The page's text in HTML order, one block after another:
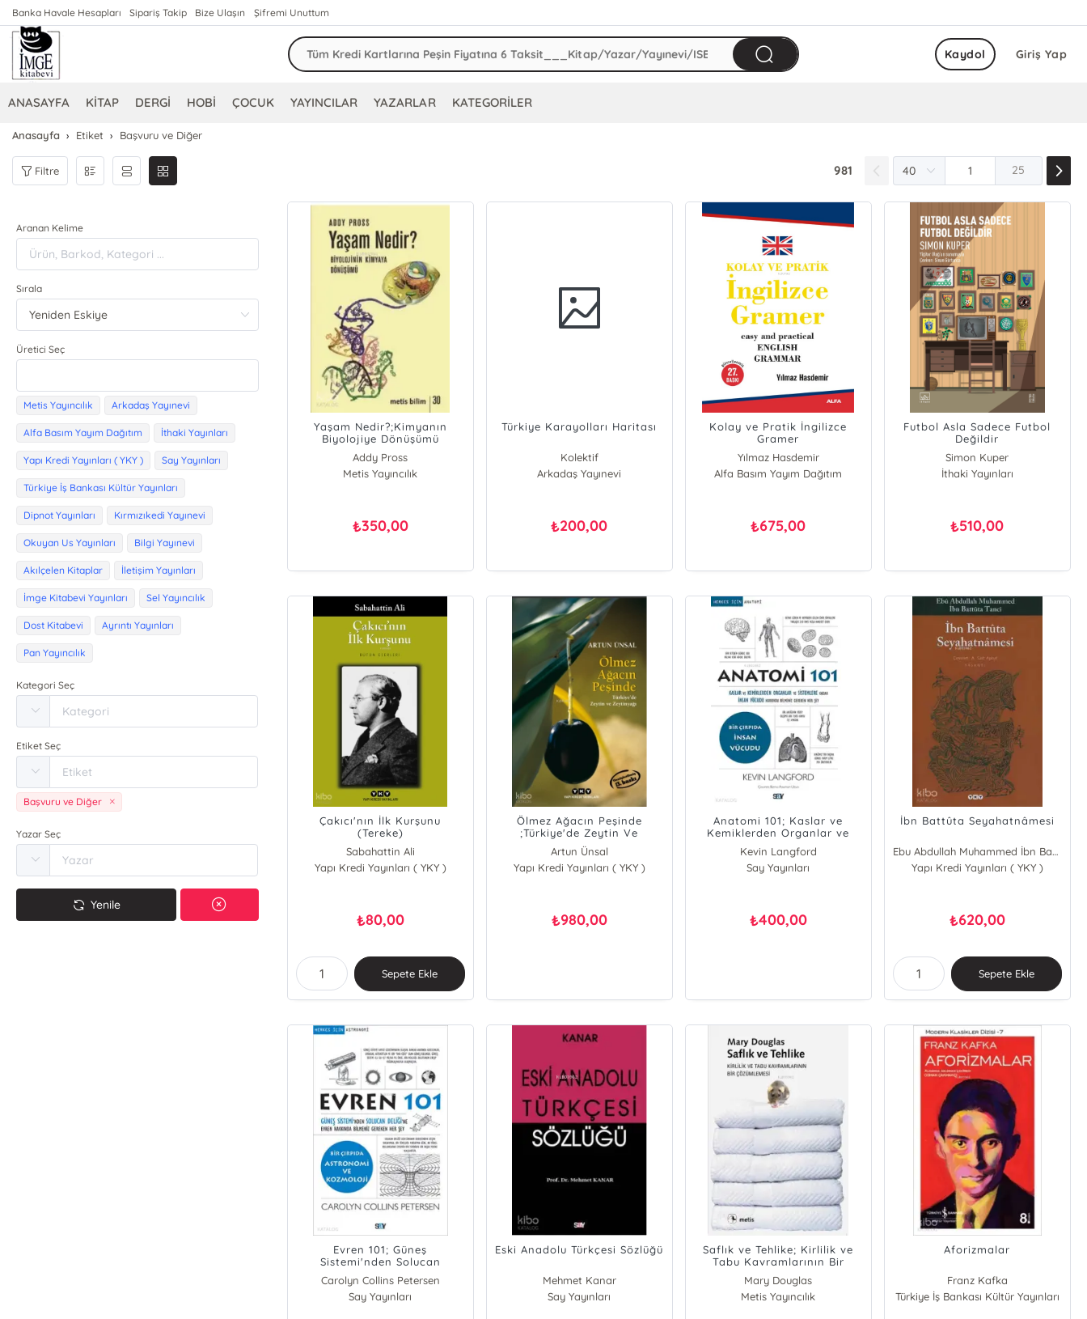
Banka Havale Hesapları Sipariş Takip Bize Ulaşın Şifremi Unuttum
Giriş Yap
Kaydol
ANASAYFA KİTAP DERGİ HOBİ ÇOCUK YAYINCILAR YAZARLAR KATEGORİLER
Anasayfa Etiket Başvuru ve Diğer
Filtre 981 25
Aranan Kelime
Sırala
Üretici Seç
Metis Yayıncılık Arkadaş Yayınevi
Alfa Basım Yayım Dağıtım İthaki Yayınları
Yapı Kredi Yayınları ( YKY ) Say Yayınları
Türkiye İş Bankası Kültür Yayınları
Dipnot Yayınları Kırmızıkedi Yayınevi
Okuyan Us Yayınları Bilgi Yayınevi
Akılçelen Kitaplar İletişim Yayınları
İmge Kitabevi Yayınları Sel Yayıncılık
Dost Kitabevi Ayrıntı Yayınları
Pan Yayıncılık
Kategori Seç
Etiket Seç
Başvuru ve Diğer
Yazar Seç
Yenile
Yaşam Nedir?;Kimyanın
Biyolojiye Dönüşümü
Addy Pross
Metis Yayıncılık
₺350,00
Türkiye Karayolları Haritası
Kolektif
Arkadaş Yayınevi
₺200,00
Kolay ve Pratik İngilizce
Gramer
Yılmaz Hasdemir
Alfa Basım Yayım Dağıtım
₺675,00
Futbol Asla Sadece Futbol
Değildir
Simon Kuper
İthaki Yayınları
₺510,00
Çakıcı'nın İlk Kurşunu
(Tereke)
Sabahattin Ali
Yapı Kredi Yayınları ( YKY )
₺80,00
Sepete Ekle
Ölmez Ağacın Peşinde
;Türkiye'de Zeytin Ve
Zeytinyağı
Artun Ünsal
Yapı Kredi Yayınları ( YKY )
₺980,00
Anatomi 101; Kaslar ve
Kemiklerden Organlar ve
Sistemlere kadar İnsan
Vücudu Hakkında Bilmeniz
Gereken Her Şey
Kevin Langford
Say Yayınları
₺400,00
İbn Battûta Seyahatnâmesi
Ebu Abdullah Muhammed İbn Battuta Tanci
Yapı Kredi Yayınları ( YKY )
₺620,00
Sepete Ekle
Evren 101; Güneş
Sistemi'nden Solucan
Deliği'ne Evren Hakkında
Bilmeniz Gereken Her Şey
Carolyn Collins Petersen
Say Yayınları
Eski Anadolu Türkçesi Sözlüğü
Mehmet Kanar
Say Yayınları
Saflık ve Tehlike; Kirlilik ve
Tabu Kavramlarının Bir
Çözümlemesi
Mary Douglas
Metis Yayıncılık
Aforizmalar
Franz Kafka
Türkiye İş Bankası Kültür Yayınları